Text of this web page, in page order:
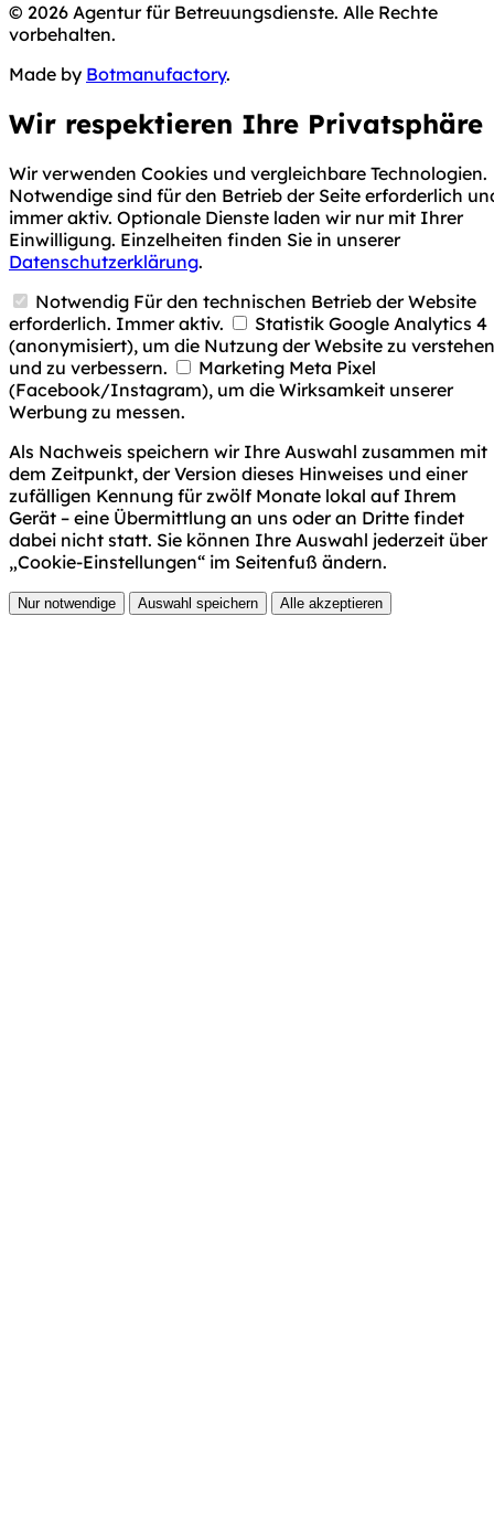
© 2026 Agentur für Betreuungsdienste. Alle Rechte
vorbehalten.
Made by Botmanufactory.
Wir respektieren Ihre Privatsphäre
Wir verwenden Cookies und vergleichbare Technologien.
Notwendige sind für den Betrieb der Seite erforderlich
immer aktiv. Optionale Dienste laden wir nur mit Ihrer
Einwilligung. Einzelheiten finden Sie in unserer
Datenschutzerklärung.
Notwendig Für den technischen Betrieb der Website
erforderlich. Immer aktiv.
Statistik Google Analytics 4
(anonymisiert), um die Nutzung der Website zu verstehen
und zu verbessern.
Marketing Meta Pixel
(Facebook/Instagram), um die Wirksamkeit unserer
Werbung zu messen.
Als Nachweis speichern wir Ihre Auswahl zusammen mit
dem Zeitpunkt, der Version dieses Hinweises und einer
zufälligen Kennung für zwölf Monate lokal auf Ihrem
Gerät – eine Übermittlung an uns oder an Dritte findet
dabei nicht statt. Sie können Ihre Auswahl jederzeit über
„Cookie-Einstellungen“ im Seitenfuß ändern.
Nur notwendige Auswahl speichern Alle akzeptieren